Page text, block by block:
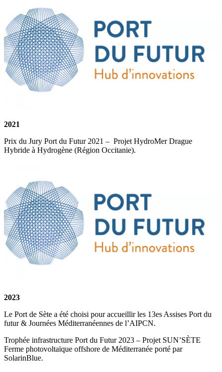
2021
Prix du Jury Port du Futur 2021 – Projet HydroMer Drague
Hybride à Hydrogène (Région Occitanie).
2023
Le Port de Sète a été choisi pour accueillir les 13es Assises Port du
futur & Journées Méditerranéennes de l’AIPCN.
Trophée infrastructure Port du Futur 2023 – Projet SUN’SÈTE
Ferme photovoltaïque offshore de Méditerranée porté par
SolarinBlue.